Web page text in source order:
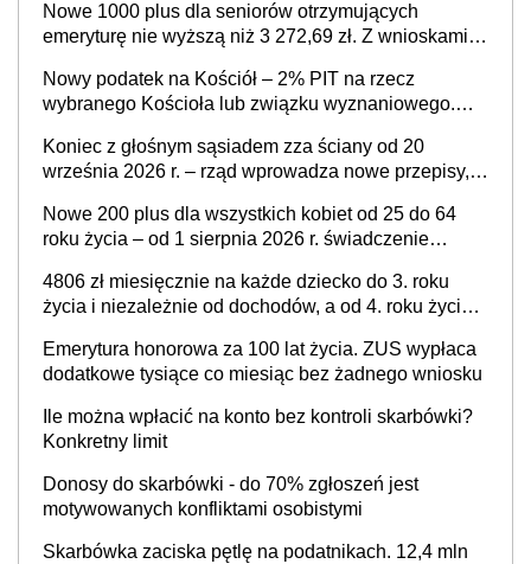
Nowe 1000 plus dla seniorów otrzymujących
emeryturę nie wyższą niż 3 272,69 zł. Z wnioskami
nie otrzymają
Nowy podatek na Kościół – 2% PIT na rzecz
wybranego Kościoła lub związku wyznaniowego.
finansowania
Koniec z głośnym sąsiadem zza ściany od 20
września 2026 r. – rząd wprowadza nowe przepisy,
Nowe 200 plus dla wszystkich kobiet od 25 do 64
roku życia – od 1 sierpnia 2026 r. świadczenie
4806 zł miesięcznie na każde dziecko do 3. roku
życia i niezależnie od dochodów, a od 4. roku życia
spadku liczby urodzeń w Polsce
Emerytura honorowa za 100 lat życia. ZUS wypłaca
dodatkowe tysiące co miesiąc bez żadnego wniosku
Ile można wpłacić na konto bez kontroli skarbówki?
Konkretny limit
Donosy do skarbówki - do 70% zgłoszeń jest
motywowanych konfliktami osobistymi
Skarbówka zaciska pętlę na podatnikach. 12,4 mln